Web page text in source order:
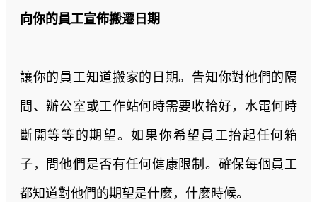
向你的員工宣佈搬遷日期
讓你的員工知道搬家的日期。告知你對他們的隔
間、辦公室或工作站何時需要收拾好，水電何時
斷開等等的期望。如果你希望員工抬起任何箱
子，問他們是否有任何健康限制。確保每個員工
都知道對他們的期望是什麼，什麼時候。